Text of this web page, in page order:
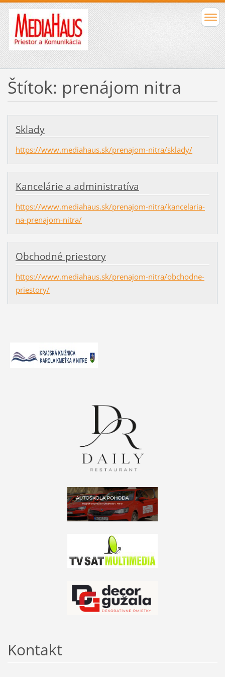
Štítok: prenájom nitra
Sklady
https://www.mediahaus.sk/prenajom-nitra/sklady/
Kancelárie a administratíva
https://www.mediahaus.sk/prenajom-nitra/kancelaria-
na-prenajom-nitra/
Obchodné priestory
https://www.mediahaus.sk/prenajom-nitra/obchodne-
priestory/
Kontakt